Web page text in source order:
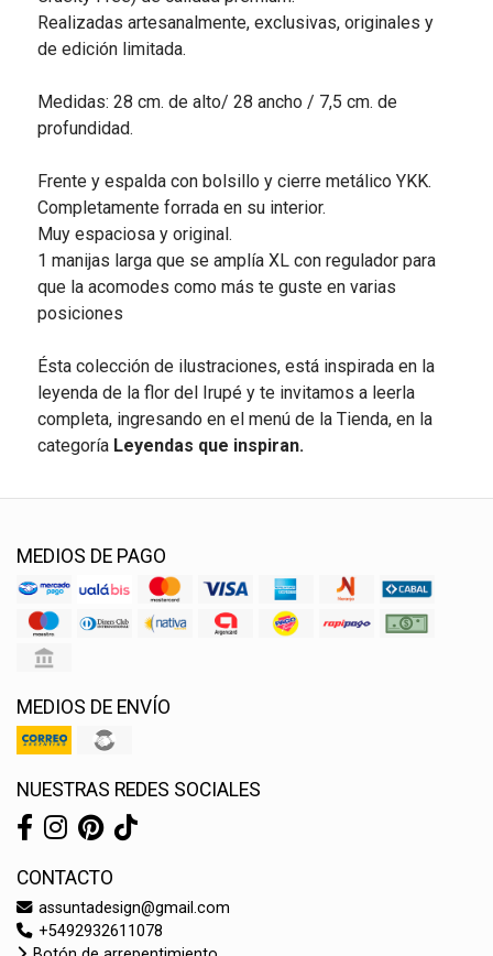
Realizadas artesanalmente, exclusivas, originales y
de edición limitada.
Medidas: 28 cm. de alto/ 28 ancho / 7,5 cm. de
profundidad.
Frente y espalda con bolsillo y cierre metálico YKK.
Completamente forrada en su interior.
Muy espaciosa y original.
1 manijas larga que se amplía XL con regulador para
que la acomodes como más te guste en varias
posiciones
Ésta colección de ilustraciones, está inspirada en la
leyenda de la flor del Irupé y te invitamos a leerla
completa, ingresando en el menú de la Tienda, en la
categoría Leyendas que inspiran.
MEDIOS DE PAGO
MEDIOS DE ENVÍO
NUESTRAS REDES SOCIALES
CONTACTO
assuntadesign@gmail.com
+5492932611078